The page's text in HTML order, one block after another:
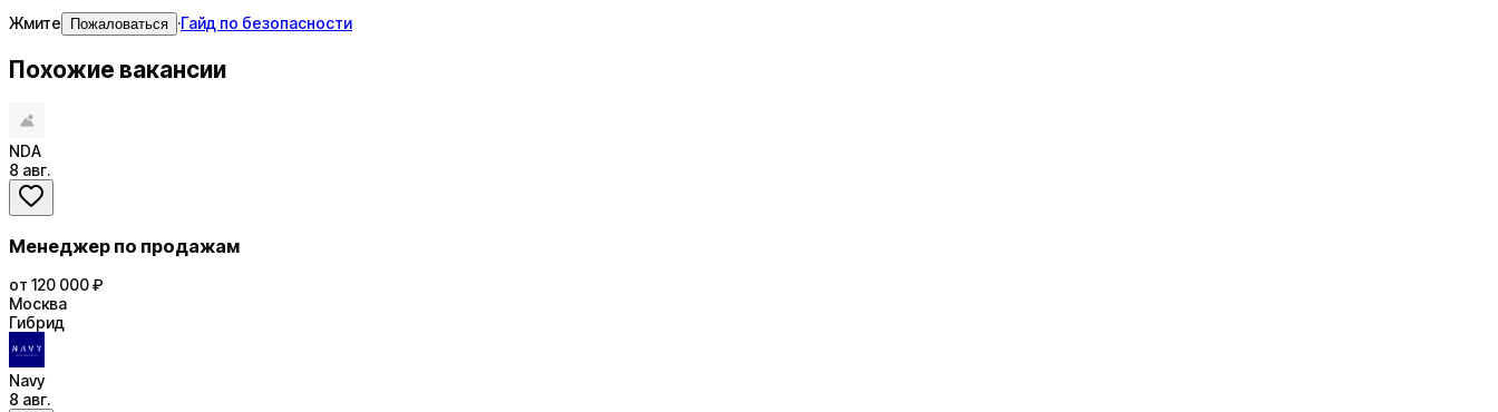
Жмите
Пожаловаться ·Гайд по безопасности
Похожие вакансии
NDA
8 авг.
Менеджер по продажам
от 120 000 ₽
Москва
Гибрид
Navy
8 авг.